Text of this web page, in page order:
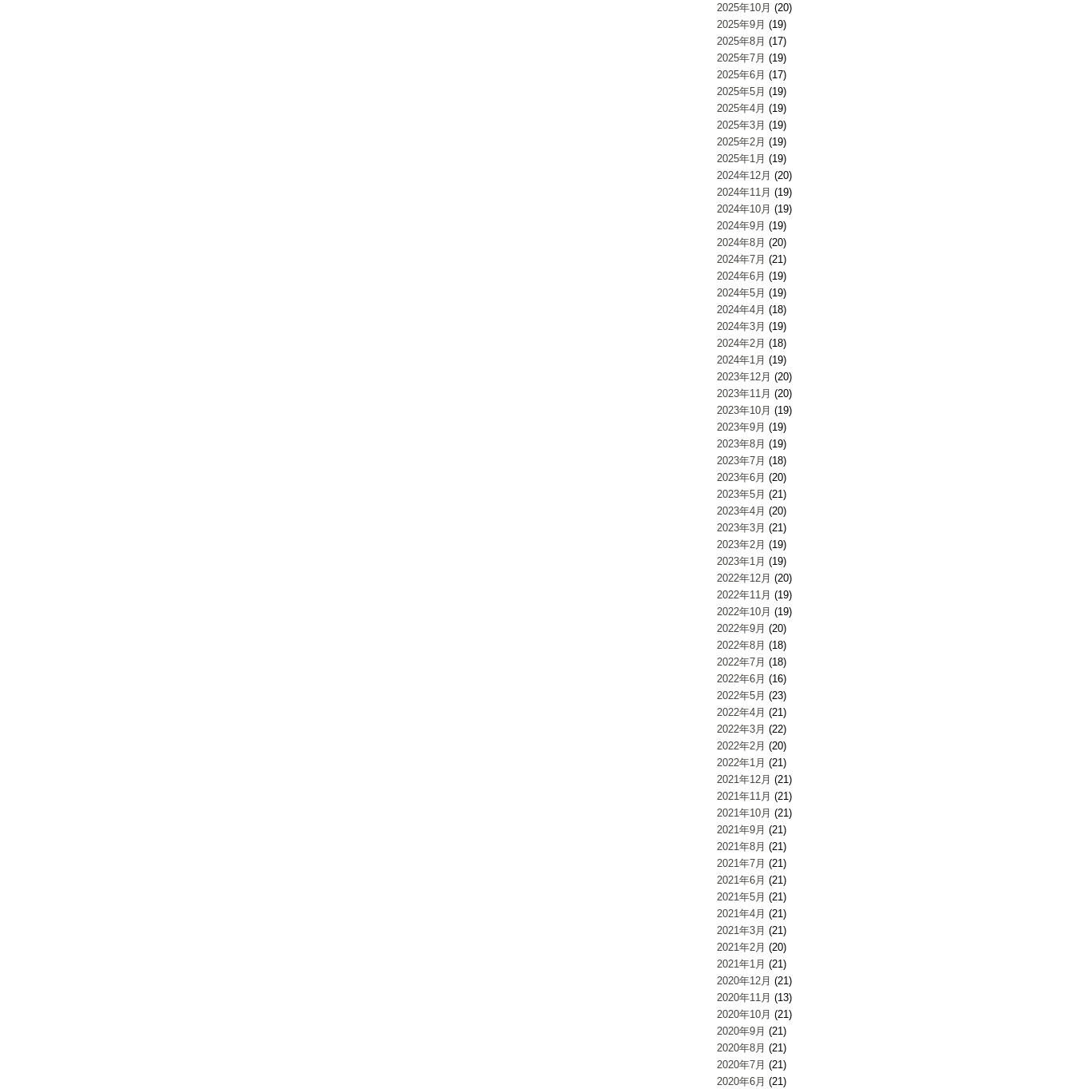
2025年10月 (20)
2025年9月 (19)
2025年8月 (17)
2025年7月 (19)
2025年6月 (17)
2025年5月 (19)
2025年4月 (19)
2025年3月 (19)
2025年2月 (19)
2025年1月 (19)
2024年12月 (20)
2024年11月 (19)
2024年10月 (19)
2024年9月 (19)
2024年8月 (20)
2024年7月 (21)
2024年6月 (19)
2024年5月 (19)
2024年4月 (18)
2024年3月 (19)
2024年2月 (18)
2024年1月 (19)
2023年12月 (20)
2023年11月 (20)
2023年10月 (19)
2023年9月 (19)
2023年8月 (19)
2023年7月 (18)
2023年6月 (20)
2023年5月 (21)
2023年4月 (20)
2023年3月 (21)
2023年2月 (19)
2023年1月 (19)
2022年12月 (20)
2022年11月 (19)
2022年10月 (19)
2022年9月 (20)
2022年8月 (18)
2022年7月 (18)
2022年6月 (16)
2022年5月 (23)
2022年4月 (21)
2022年3月 (22)
2022年2月 (20)
2022年1月 (21)
2021年12月 (21)
2021年11月 (21)
2021年10月 (21)
2021年9月 (21)
2021年8月 (21)
2021年7月 (21)
2021年6月 (21)
2021年5月 (21)
2021年4月 (21)
2021年3月 (21)
2021年2月 (20)
2021年1月 (21)
2020年12月 (21)
2020年11月 (13)
2020年10月 (21)
2020年9月 (21)
2020年8月 (21)
2020年7月 (21)
2020年6月 (21)